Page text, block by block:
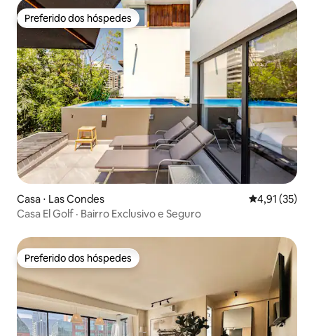
Preferido dos hóspedes
Preferido dos hóspedes
Casa ⋅ Las Condes 4,91 de uma
4,91 (35)
Casa El Golf · Bairro Exclusivo e Seguro
Preferido dos hóspedes
Preferido dos hóspedes